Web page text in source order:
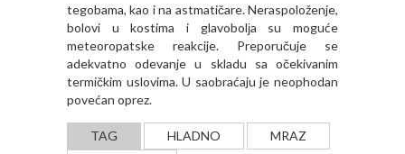
tegobama, kao i na astmatičare. Neraspoloženje,
bolovi u kostima i glavobolјa su moguće
meteoropatske reakcije. Preporučuje se
adekvatno odevanje u skladu sa očekivanim
termičkim uslovima. U saobraćaju je neophodan
povećan oprez.
TAG HLADNO
MRAZ